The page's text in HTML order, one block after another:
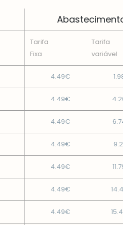
Tarifa
Fixa
Tarifa
variável
4.49€
4.49€
4.49€
4.49€
4.49€
4.49€
4.49€